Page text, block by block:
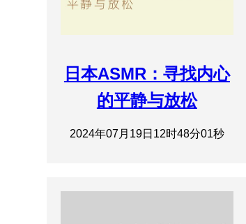
日本ASMR：寻找内心
的平静与放松
2024年07月19日12时48分01秒